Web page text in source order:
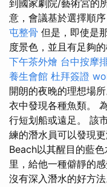
到國家劇院/藝術宮的
意，會議基於選擇順
屯整骨 但是，即使是
度景色，並且有足夠
下午茶外燴 台中按摩
養生會館 杜拜簽證
開朗的夜晚的理想場
衣中發現各種魚類。
行短划船或遠足。 該
練的潛水員可以發現
Beach以其醒目的藍
里，給他一種僻靜的
沒有深入潛水的好方法